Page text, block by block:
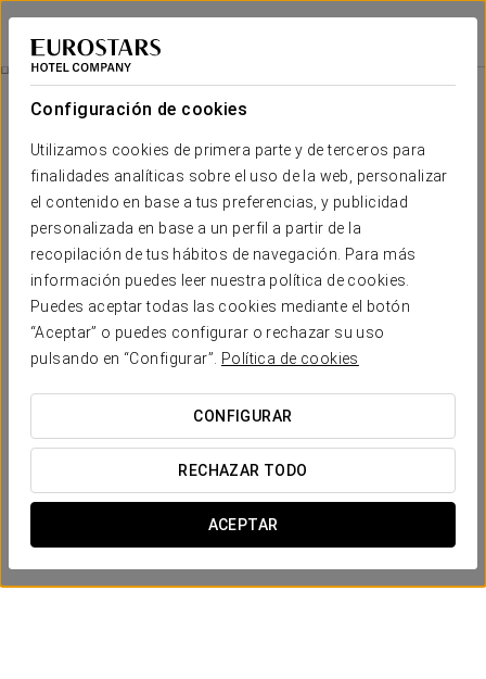
Configuración de cookies
Utilizamos cookies de primera parte y de terceros para
finalidades analíticas sobre el uso de la web, personalizar
el contenido en base a tus preferencias, y publicidad
personalizada en base a un perfil a partir de la
recopilación de tus hábitos de navegación. Para más
información puedes leer nuestra política de cookies.
Puedes aceptar todas las cookies mediante el botón
“Aceptar” o puedes configurar o rechazar su uso
pulsando en “Configurar”.
Política de cookies
CONFIGURAR
RECHAZAR TODO
ACEPTAR
Eurostars Puerto de Ibiza
IBIZA
Promociones
Promociones
Acceso spa
20 €